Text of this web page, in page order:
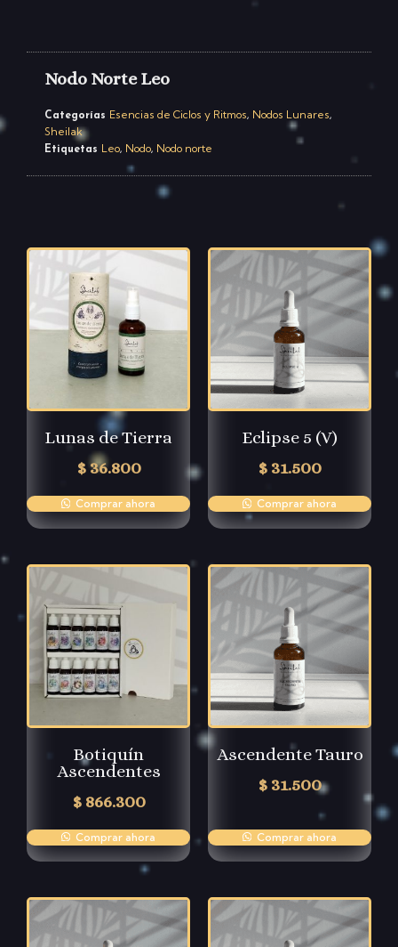
Nodo Norte Leo
Categorías Esencias de Ciclos y Ritmos, Nodos Lunares,
Sheilak
Etiquetas Leo, Nodo, Nodo norte
Lunas de Tierra
$36.800
Comprar ahora
Eclipse 5 (V)
$ 31.500
Comprar ahora
Botiquín
Ascendentes
$866.300
Comprar ahora
Ascendente Tauro
$ 31.500
Comprar ahora